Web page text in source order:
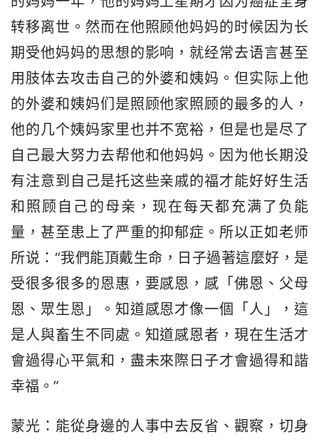
转移离世。然而在他照顾他妈妈的时候因为长
期受他妈妈的思想的影响，就经常去语言甚至
用肢体去攻击自己的外婆和姨妈。但实际上他
的外婆和姨妈们是照顾他家照顾的最多的人，
他的几个姨妈家里也并不宽裕，但是也是尽了
自己最大努力去帮他和他妈妈。因为他长期没
有注意到自己是托这些亲戚的福才能好好生活
和照顾自己的母亲，现在每天都充满了负能
量，甚至患上了严重的抑郁症。所以正如老师
所说：“我們能頂戴生命，日子過著這麼好，是
受很多很多的恩惠，要感恩，感「佛恩、父母
恩、眾生恩」。知道感恩才像一個「人」，這
是人與畜生不同處。知道感恩者，現在生活才
會過得心平氣和，盡未來際日子才會過得和諧
幸福。”
蒙光：能從身邊的人事中去反省、觀察，切身